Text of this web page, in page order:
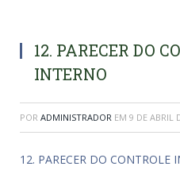
12. PARECER DO
INTERNO
POR ADMINISTRADOR EM 9 DE ABRIL
12. PARECER DO CONTROLE